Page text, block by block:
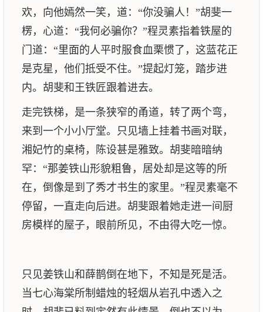
欢，向他嫣然一笑，道：“你没骗人！”胡斐一
楞，心道：“我何必骗你？”程灵素指着铁屋的
门道：“里面的人平时服食血栗惯了，这蓝花正
是克星，他们抵受不住。”提起灯笼，踏步进
内。胡斐和王铁匠跟着进去。
走完铁梯，是一条狭窄的甬道，转了两个弯，
来到一个小小厅堂。只见墙上挂着书画对联，
湘妃竹的桌椅，陈设甚是雅致。胡斐暗暗纳
罕：“那姜铁山形貌粗鲁，居处却是这等的所
在，倒像是到了秀才书生的家里。”程灵素毫不
停留，一直走向后进。胡斐跟着她走进一间厨
房模样的屋子，眼前所见，不由得大吃一惊。
只见姜铁山和薛鹊倒在地下，不知是死是活。
当七心海棠所制蜡烛的轻烟从岩孔中透入之